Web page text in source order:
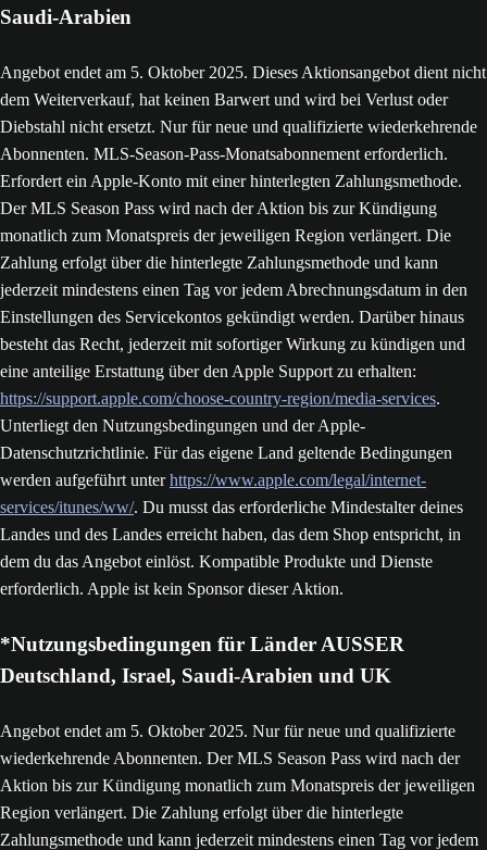
Saudi-Arabien
Angebot endet am 5. Oktober 2025. Dieses Aktionsangebot dient nicht
dem Weiterverkauf, hat keinen Barwert und wird bei Verlust oder
Diebstahl nicht ersetzt. Nur für neue und qualifizierte wiederkehrende
Abonnenten. MLS-Season-Pass-Monatsabonnement erforderlich.
Erfordert ein Apple-Konto mit einer hinterlegten Zahlungsmethode.
Der MLS Season Pass wird nach der Aktion bis zur Kündigung
monatlich zum Monatspreis der jeweiligen Region verlängert. Die
Zahlung erfolgt über die hinterlegte Zahlungsmethode und kann
jederzeit mindestens einen Tag vor jedem Abrechnungsdatum in den
Einstellungen des Servicekontos gekündigt werden. Darüber hinaus
besteht das Recht, jederzeit mit sofortiger Wirkung zu kündigen und
eine anteilige Erstattung über den Apple Support zu erhalten:
https://support.apple.com/choose-country-region/media-services.
Unterliegt den Nutzungsbedingungen und der Apple-
Datenschutzrichtlinie. Für das eigene Land geltende Bedingungen
werden aufgeführt unterhttps://www.apple.com/legal/internet-
services/itunes/ww/. Du musst das erforderliche Mindestalter deines
Landes und des Landes erreicht haben, das dem Shop entspricht, in
dem du das Angebot einlöst. Kompatible Produkte und Dienste
erforderlich. Apple ist kein Sponsor dieser Aktion.
*Nutzungsbedingungen für Länder AUSSER
Deutschland, Israel, Saudi-Arabien und UK
Angebot endet am 5. Oktober 2025. Nur für neue und qualifizierte
wiederkehrende Abonnenten. Der MLS Season Pass wird nach der
Aktion bis zur Kündigung monatlich zum Monatspreis der jeweiligen
Region verlängert. Die Zahlung erfolgt über die hinterlegte
Zahlungsmethode und kann jederzeit mindestens einen Tag vor jedem